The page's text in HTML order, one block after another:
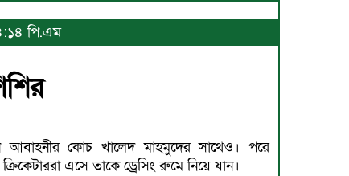
পি.এম
আবাহনীর কোচ খালেদ মাহমুদের সাথেও। পরে
এসে তাকে ড্রেসিং রুমে নিয়ে যান।